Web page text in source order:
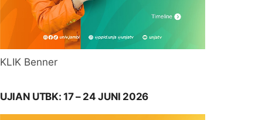
KLIK Benner
UJIAN UTBK: 17 – 24 JUNI 2026